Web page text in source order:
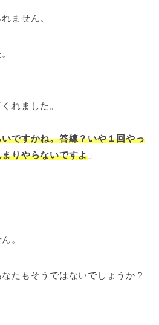
ません。
れました。
ですかね。答練？いや１回やっ
りやらないですよ 」
。
たもそうではないでしょうか？